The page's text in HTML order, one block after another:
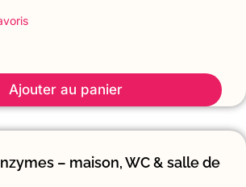
Ajouter au panier
– maison, WC & salle de